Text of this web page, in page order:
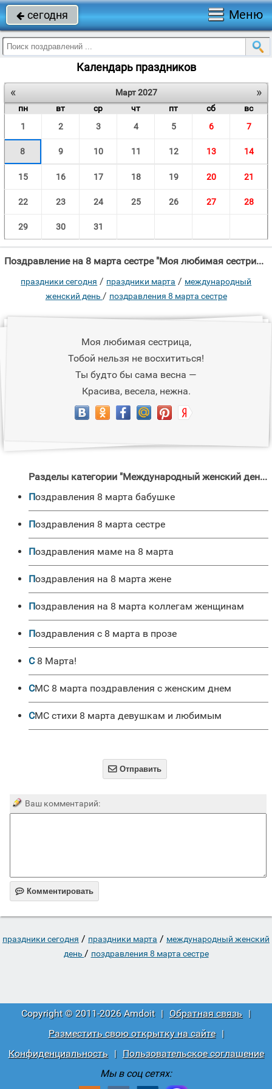
 сегодня Меню
Календарь праздников
« »
Март 2027
пн
вт ср чт пт сб
вс
1
2 3 4 5 6 7
8 9 10 11 12 13 14
15 16 17 18 19 20 21
22 23 24 25 26 27 28
29 30 31
Поздравление на 8 марта сестре "Моя любимая сестрица, Тобой нельзя не восхититься!"
праздники сегодня / праздники марта / международный
женский день / поздравления 8 марта сестре
Моя любимая сестрица,
Тобой нельзя не восхититься!
Ты будто бы сама весна —
Красива, весела, нежна.
Разделы категории "Международный женский день "
поздравления 8 марта бабушке
поздравления 8 марта сестре
поздравления маме на 8 марта
поздравления на 8 марта жене
поздравления на 8 марта коллегам женщинам
Поздравления с 8 марта в прозе
С 8 Марта!
СМС 8 марта поздравления с женским днем
СМС стихи 8 марта девушкам и любимым
 Отправить
Ваш комментарий:
 Комментировать
праздники сегодня / праздники марта / международный женский
день / поздравления 8 марта сестре
Copyright © 2011-2026 Amdoit | Обратная связь |
Разместить свою открытку на сайте
|
Конфиденциальность
|
Пользовательское соглашение
Мы в соц сетях: